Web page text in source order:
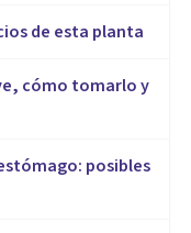
de esta planta
cómo tomarlo y
posibles